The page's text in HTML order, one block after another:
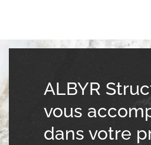
ALBYR
vous
dans votre